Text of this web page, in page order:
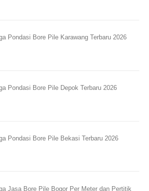
Pondasi Bore Pile Karawang Terbaru 2026
Pondasi Bore Pile Depok Terbaru 2026
Pondasi Bore Pile Bekasi Terbaru 2026
Jasa Bore Pile Bogor Per Meter dan Pertitik